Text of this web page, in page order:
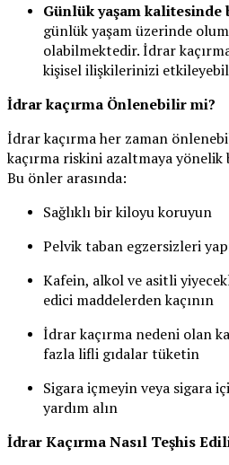
Günlük yaşam
günlük yaşam üzerinde
olabilmektedir. İdrar
kişisel ilişkilerinizi
İdrar kaçırma Önlenebilir mi?
İdrar kaçırma her zaman
kaçırma riskini azaltmaya yönelik
Bu önler arasında:
Sağlıklı bir kiloyu koruyun
Pelvik taban egzersizleri
Kafein, alkol ve asitli
edici maddelerden kaçının
İdrar kaçırma nedeni olan
fazla lifli gıdalar tüketin
Sigara içmeyin veya sigara
yardım alın
İdrar Kaçırma Nasıl Teşhis